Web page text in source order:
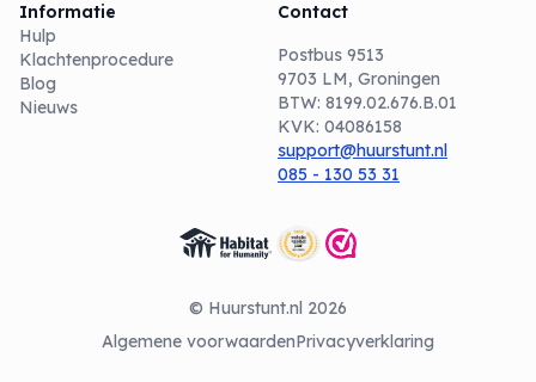
Informatie
Hulp
Klachtenprocedure
Blog
Nieuws
Contact
Postbus 9513
9703 LM, Groningen
BTW: 8199.02.676.B.01
KVK: 04086158
support@huurstunt.nl
085 - 130 53 31
© Huurstunt.nl 2026
Algemene voorwaardenPrivacyverklaring